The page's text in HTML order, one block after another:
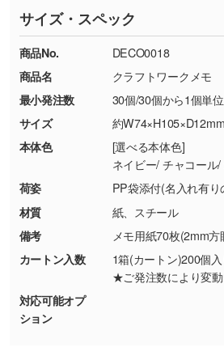
す。→詳しく見る
・コーポレートカラーを使って
刷色にこだわりがある
DIC・PANTONEなどのカラーチ
現物支給による色指定も承っ
しく見る
・背景がある画像からキャラ
シンプルな背景のデータや、使
ター部分の輪郭がはっきりして
り抜き処理が可能です。→詳し
・持っているデータの背景が足
しの作り方が分からない
※詳しくは「商品の良品基準に
ください。
【返品・交換ができない場合】
・お客様の元で商品を加工され
商品が破損した場合
・商品到着後7日以上経過して
・お客様のご都合による返品
品・色・数量などの注文間違
TEL：0422-29-9911 営業時間
18:00(土日祝日除く)
お問い合わせフォームはこちら
サイズ・スペック
商品No.
DECO0018
商品名
クラフトワークメモ
最小発注数
30個/30個から1個単位
サイズ
約W74×H105×D12mm
本体色
[選べる本体色]
ネイビー/ チャコール
荷姿
PP袋添付(名入れ有
材質
紙、スチール
備考
メモ用紙70枚(2mm
カートン入数
1箱(カートン)200個入
★ご発注数により変
対応可能オプ
ション